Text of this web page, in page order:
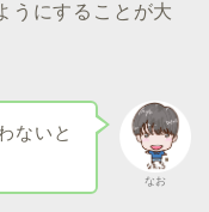
うにすることが大
なお
ないと